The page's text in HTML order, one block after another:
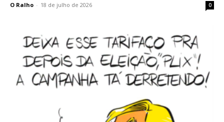
O Ralho - 18 de julho de 2026 0